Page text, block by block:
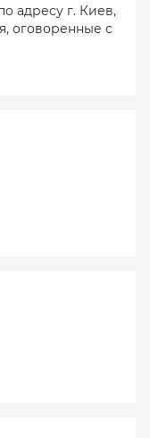
адресу г. Киев,
оговоренные с